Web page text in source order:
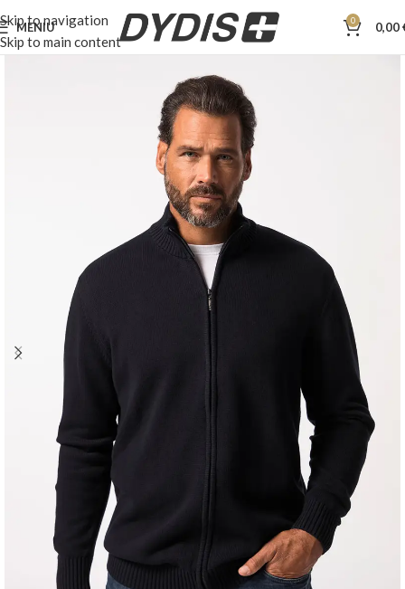
Skip to navigation
Skip to main content
MENIU 0 0,00